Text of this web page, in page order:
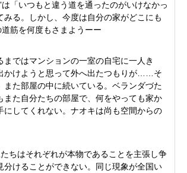
「いつもと違う道を通ったのがいけなかっ
る。しかし、今度は自分の家がどこにも
筋を何度もさまようーー
ではマンションの一室の自宅に一人き
かけようと思って外へ出たつもりが……そ
た部屋の中に続いている。ベランダづた
た自分たちの部屋で、何をやっても家か
してくれない。ナオキは尚も空間からの
ちはそれぞれが本物であることを主張し争
けることができない。同じ現象が全国い